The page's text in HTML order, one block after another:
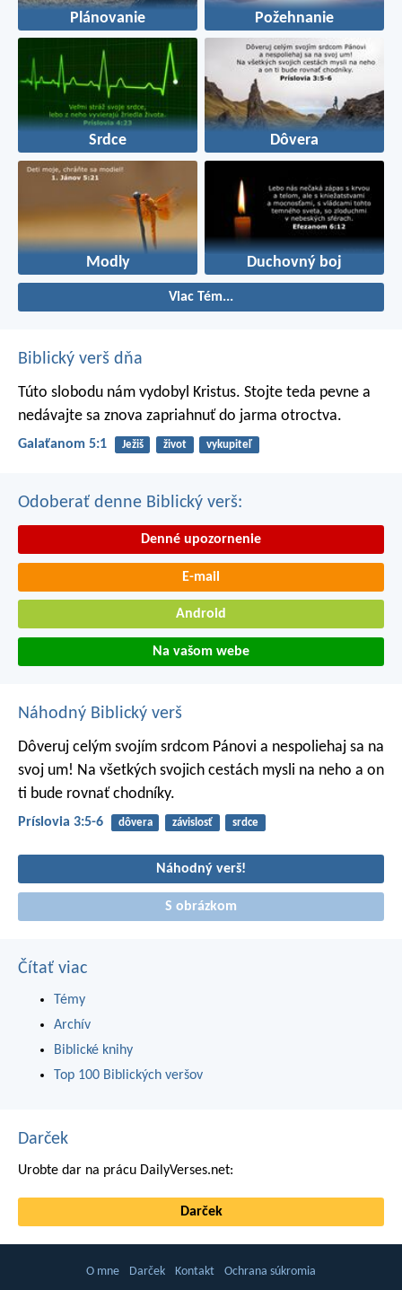
Plánovanie Požehnanie
Srdce Dôvera
Modly Duchovný boj
Viac Tém...
Biblický verš dňa
Túto slobodu nám vydobyl Kristus. Stojte teda pevne a
nedávajte sa znova zapriahnuť do jarma otroctva.
Galaťanom 5:1 Ježiš život vykupiteľ
Odoberať denne Biblický verš:
Denné upozornenie
E-mail
Android
Na vašom webe
Náhodný Biblický verš
Dôveruj celým svojím srdcom Pánovi a nespoliehaj sa na
svoj um! Na všetkých svojich cestách mysli na neho a on
ti bude rovnať chodníky.
Príslovia 3:5-6 dôvera závislosť srdce
Náhodný verš!
S obrázkom
Čítať viac
Témy
Archív
Biblické knihy
Top 100 Biblických veršov
Darček
Urobte dar na prácu DailyVerses.net:
Darček
O mne Darček Kontakt Ochrana súkromia